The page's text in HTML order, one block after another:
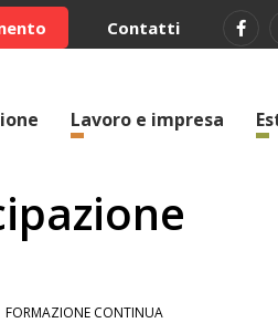
Contatti
Lavoro e impresa
FORMAZIONE CONTINUA